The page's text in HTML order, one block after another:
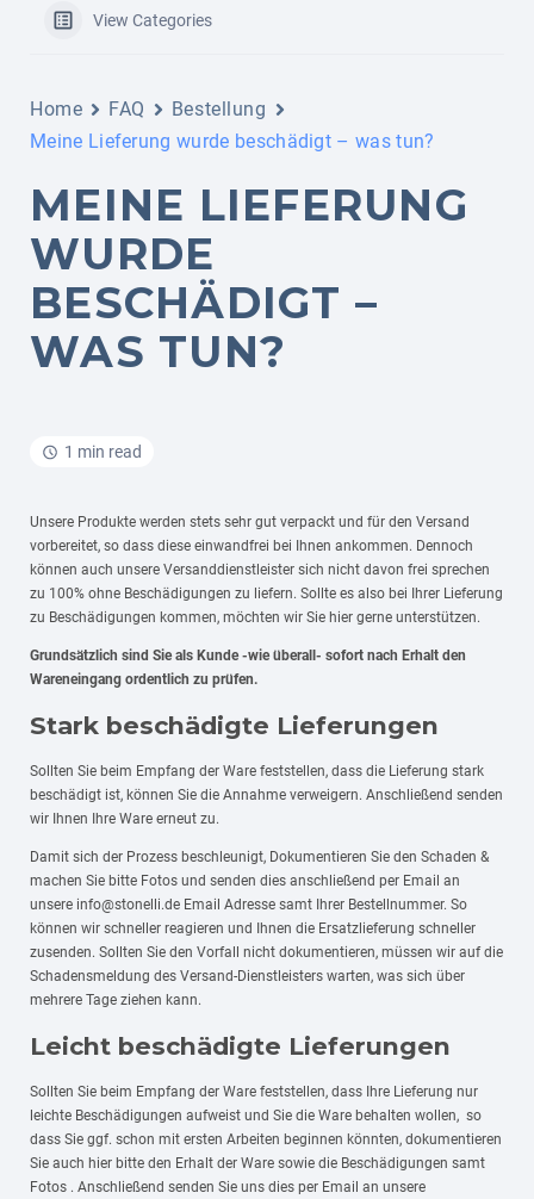
View Categories
Home FAQ
Bestellung
Meine Lieferung wurde beschädigt – was tun?
MEINE LIEFERUNG
WURDE
BESCHÄDIGT –
WAS TUN?
1 min read
Unsere Produkte werden stets sehr gut verpackt und für den Versand
vorbereitet, so dass diese einwandfrei bei Ihnen ankommen. Dennoch
können auch unsere Versanddienstleister sich nicht davon frei sprechen
zu 100% ohne Beschädigungen zu liefern. Sollte es also bei Ihrer Lieferung
zu Beschädigungen kommen, möchten wir Sie hier gerne unterstützen.
Grundsätzlich sind Sie als Kunde -wie überall- sofort nach Erhalt den
Wareneingang ordentlich zu prüfen.
Stark beschädigte Lieferungen
Sollten Sie beim Empfang der Ware feststellen, dass die Lieferung stark
beschädigt ist, können Sie die Annahme verweigern. Anschließend senden
wir Ihnen Ihre Ware erneut zu.
Damit sich der Prozess beschleunigt, Dokumentieren Sie den Schaden &
machen Sie bitte Fotos und senden dies anschließend per Email an
unsere info@stonelli.de Email Adresse samt Ihrer Bestellnummer. So
können wir schneller reagieren und Ihnen die Ersatzlieferung schneller
zusenden. Sollten Sie den Vorfall nicht dokumentieren, müssen wir auf die
Schadensmeldung des Versand-Dienstleisters warten, was sich über
mehrere Tage ziehen kann.
Leicht beschädigte Lieferungen
Sollten Sie beim Empfang der Ware feststellen, dass Ihre Lieferung nur
leichte Beschädigungen aufweist und Sie die Ware behalten wollen, so
dass Sie ggf. schon mit ersten Arbeiten beginnen könnten, dokumentieren
Sie auch hier bitte den Erhalt der Ware sowie die Beschädigungen samt
Fotos . Anschließend senden Sie uns dies per Email an unsere